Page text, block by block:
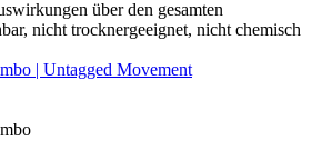
über den gesamten
nicht trocknergeeignet, nicht chemisch
| Untagged Movement